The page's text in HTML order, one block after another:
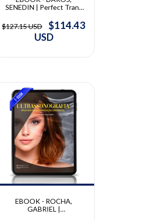
SENEDIN | Perfect Trans
Melissa Senedin
$127.15 USD
$114.43
USD
EBOOK - ROCHA,
GABRIEL |